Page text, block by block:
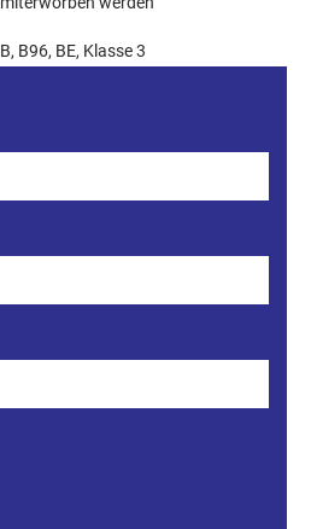
B, B96, BE, Klasse 3